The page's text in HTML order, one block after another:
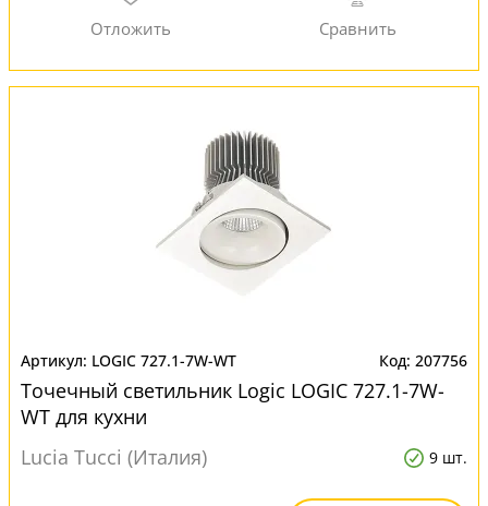
LOGIC 727.1-7W-WT 207756
Точечный светильник Logic LOGIC 727.1-7W-
WT для кухни
Lucia Tucci (Италия)
9 шт.